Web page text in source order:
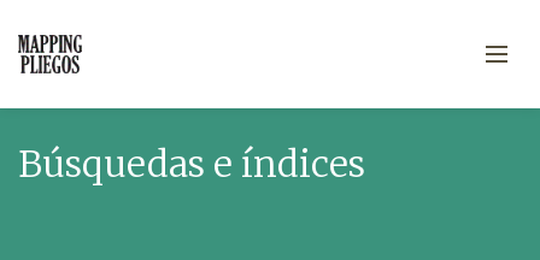
Búsquedas e índices